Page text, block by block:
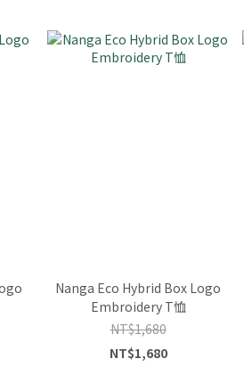
Nanga Eco Hybrid Box Logo
Embroidery T恤
NT$1,680
NT$1,680